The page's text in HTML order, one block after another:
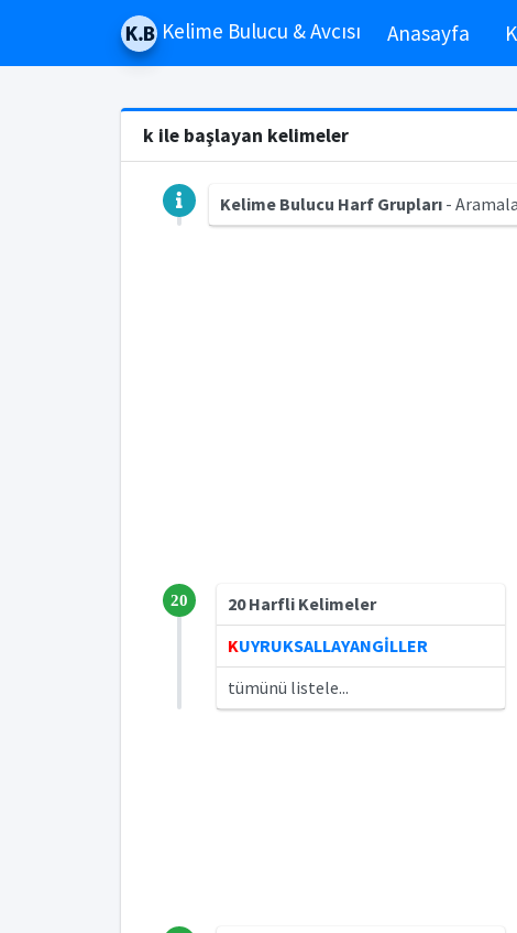
Kelime Bulucu & Avcısı Anasayfa
k ile başlayan kelimeler
Kelime Bulucu Harf Grupları-
20
20 Harfli Kelimeler
KUYRUKSALLAYANGİLLER
tümünü listele...